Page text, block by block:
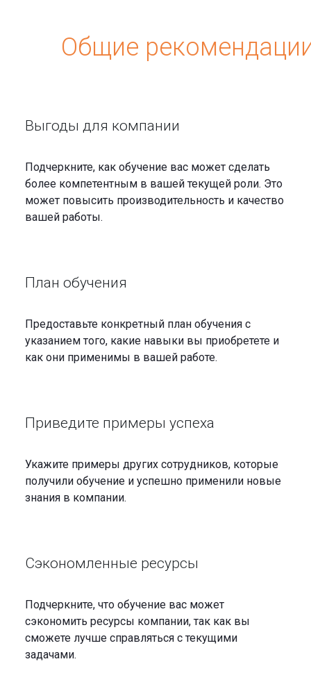
Общие
Выгоды для компании
Подчеркните, как обучение вас может сделать
более компетентным в вашей текущей роли. Это
может повысить производительность и качество
вашей работы.
План обучения
Предоставьте конкретный план обучения с
указанием того, какие навыки вы приобретете и
как они применимы в вашей работе.
Приведите примеры успеха
Укажите примеры других сотрудников, которые
получили обучение и успешно применили новые
знания в компании.
Сэкономленные ресурсы
Подчеркните, что обучение вас может
сэкономить ресурсы компании, так как вы
сможете лучше справляться с текущими
задачами.